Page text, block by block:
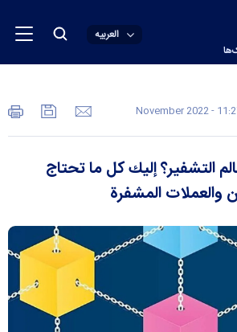
العربیه
التشفير؟ إليك كل ما تحتاج
والعملات المشفرة